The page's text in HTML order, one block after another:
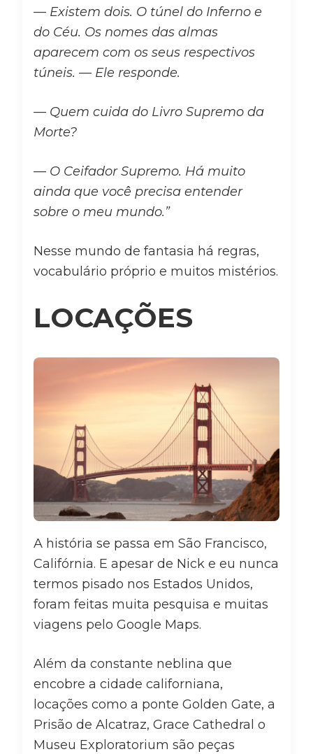
— Existem dois. O túnel do Inferno e
do Céu. Os nomes das almas
aparecem com os seus respectivos
túneis. — Ele responde.
— Quem cuida do Livro Supremo da
Morte?
— O Ceifador Supremo. Há muito
ainda que você precisa entender
sobre o meu mundo.”
Nesse mundo de fantasia há regras,
vocabulário próprio e muitos mistérios.
LOCAÇÕES
A história se passa em São Francisco,
Califórnia. E apesar de Nick e eu nunca
termos pisado nos Estados Unidos,
foram feitas muita pesquisa e muitas
viagens pelo Google Maps.
Além da constante neblina que
encobre a cidade californiana,
locações como a ponte Golden Gate, a
Prisão de Alcatraz, Grace Cathedral o
Museu Exploratorium são peças